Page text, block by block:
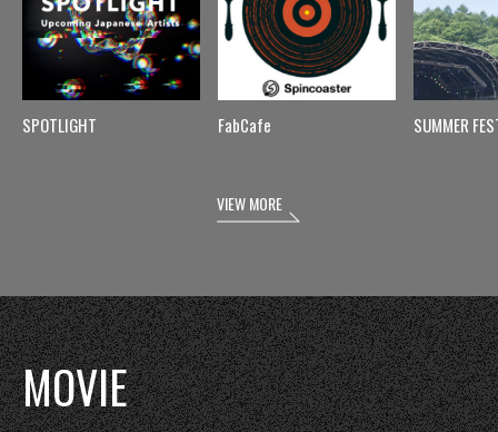
SPOTLIGHT FabCafe SUMMER
VIEW MORE
MOVIE